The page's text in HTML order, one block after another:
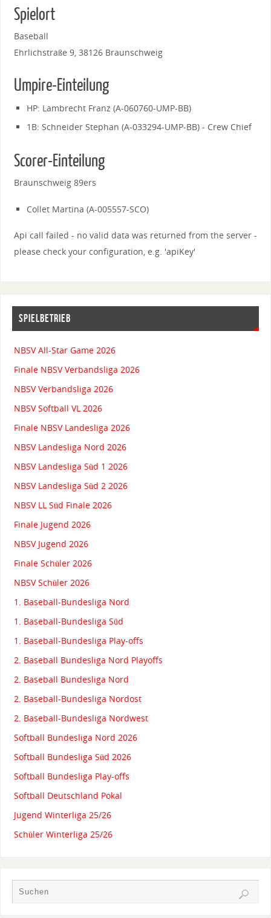
Spielort
Baseball
Ehrlichstraße 9, 38126 Braunschweig
Umpire-Einteilung
HP: Lambrecht Franz (A-060760-UMP-BB)
1B: Schneider Stephan (A-033294-UMP-BB) - Crew Chief
Scorer-Einteilung
Braunschweig 89ers
Collet Martina (A-005557-SCO)
Api call failed - no valid data was returned from the server -
please check your configuration, e.g. 'apiKey'
SPIELBETRIEB
NBSV All-Star Game 2026
Finale NBSV Verbandsliga 2026
NBSV Verbandsliga 2026
NBSV Softball VL 2026
Finale NBSV Landesliga 2026
NBSV Landesliga Nord 2026
NBSV Landesliga Süd 1 2026
NBSV Landesliga Süd 2 2026
NBSV LL Süd Finale 2026
Finale Jugend 2026
NBSV Jugend 2026
Finale Schüler 2026
NBSV Schüler 2026
1. Baseball-Bundesliga Nord
1. Baseball-Bundesliga Süd
1. Baseball-Bundesliga Play-offs
2. Baseball Bundesliga Nord Playoffs
2. Baseball Bundesliga Nord
2. Baseball-Bundesliga Nordost
2. Baseball-Bundesliga Nordwest
Softball Bundesliga Nord 2026
Softball Bundesliga Süd 2026
Softball Bundesliga Play-offs
Softball Deutschland Pokal
Jugend Winterliga 25/26
Schüler Winterliga 25/26